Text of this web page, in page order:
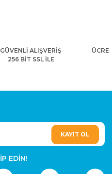
GÜVENLİ ALIŞVERİŞ
256 BİT SSL İLE
KAYIT OL
EDİN!